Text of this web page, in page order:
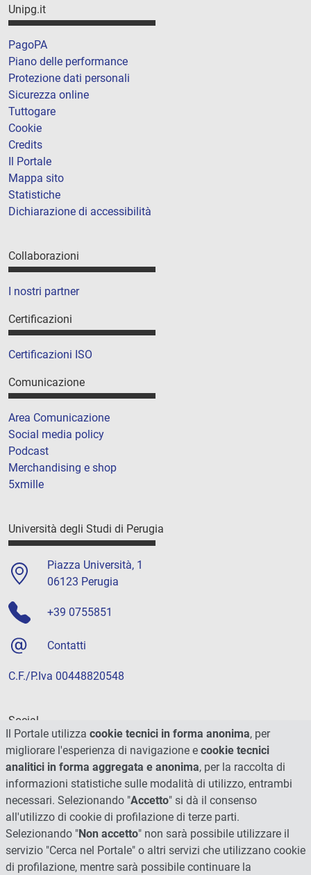
Unipg.it
PagoPA
Piano delle performance
Protezione dati personali
Sicurezza online
Tuttogare
Cookie
Credits
Il Portale
Mappa sito
Statistiche
Dichiarazione di accessibilità
Collaborazioni
I nostri partner
Certificazioni
Certificazioni ISO
Comunicazione
Area Comunicazione
Social media policy
Podcast
Merchandising e shop
5xmille
Università degli Studi di Perugia
Piazza Università, 1
06123 Perugia
+39 0755851
Contatti
C.F./P.Iva 00448820548
Social
Il Portale utilizza cookie tecnici in forma anonima, per
migliorare l'esperienza di navigazione e cookie tecnici
analitici in forma aggregata e anonima, per la raccolta di
informazioni statistiche sulle modalità di utilizzo, entrambi
necessari. Selezionando "Accetto" si dà il consenso
all'utilizzo di cookie di profilazione di terze parti.
Selezionando "Non accetto" non sarà possibile utilizzare il
servizio "Cerca nel Portale" o altri servizi che utilizzano cookie
di profilazione, mentre sarà possibile continuare la